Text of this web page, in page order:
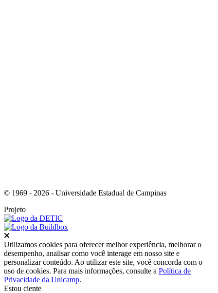
© 1969 - 2026 - Universidade Estadual de Campinas
Projeto
Utilizamos cookies para oferecer melhor experiência, melhorar o
desempenho, analisar como você interage em nosso site e
personalizar conteúdo. Ao utilizar este site, você concorda com o
uso de cookies. Para mais informações, consulte a Política de
Privacidade da Unicamp.
Estou ciente